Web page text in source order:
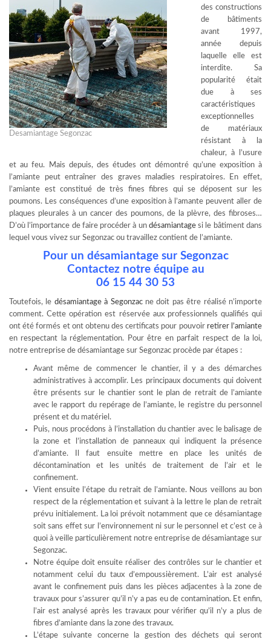
Desamiantage Segonzac
des constructions
de bâtiments
avant 1997,
année depuis
laquelle elle est
interdite. Sa
popularité était
due à ses
caractéristiques
exceptionnelles
de matériaux
résistant à la
chaleur, à l’usure
et au feu. Mais depuis, des études ont démontré qu’une exposition à
l’amiante peut entraîner des graves maladies respiratoires. En effet,
l’amiante est constitué de très fines fibres qui se déposent sur les
poumons. Les conséquences d’une exposition à l’amante peuvent aller de
plaques pleurales à un cancer des poumons, de la plèvre, des fibroses…
D’où l’importance de faire procéder à un désamiantagesi le bâtiment dans
lequel vous vivez sur Segonzac ou travaillez contient de l’amiante.
Pour un désamiantage sur Segonzac
Contactez notre équipe au
06 15 44 30 53
Toutefois, le désamiantage à Segonzac ne doit pas être réalisé n’importe
comment. Cette opération est réservée aux professionnels qualifiés qui
ont été formés et ont obtenu des certificats pour pouvoir retirer l’amiante
en respectant la réglementation. Pour être en parfait respect de la loi,
notre entreprise de désamiantage sur Segonzac procède par étapes :
Avant même de commencer le chantier, il y a des démarches
administratives à accomplir. Les principaux documents qui doivent
être présents sur le chantier sont le plan de retrait de l’amiante
avec le rapport du repérage de l’amiante, le registre du personnel
présent et du matériel.
Puis, nous procédons à l’installation du chantier avec le balisage de
la zone et l’installation de panneaux qui indiquent la présence
d’amiante. Il faut ensuite mettre en place les unités de
décontamination et les unités de traitement de l’air et le
confinement.
Vient ensuite l’étape du retrait de l’amiante. Nous veillons au bon
respect de la réglementation et suivant à la lettre le plan de retrait
prévu initialement. La loi prévoit notamment que ce désamiantage
soit sans effet sur l’environnement ni sur le personnel et c’est ce à
quoi à veille particulièrement notre entreprise de désamiantage sur
Segonzac.
Notre équipe doit ensuite réaliser des contrôles sur le chantier et
notamment celui du taux d’empoussièrement. L’air est analysé
avant le confinement puis dans les pièces adjacentes à la zone de
travaux pour s’assurer qu’il n’y a pas eu de contamination. Et enfin,
l’air est analysé après les travaux pour vérifier qu’il n’y a plus de
fibres d’amiante dans la zone des travaux.
L’étape suivante concerne la gestion des déchets qui seront